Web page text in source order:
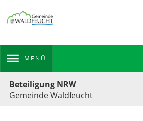
MENÜ
Beteiligung NRW
Gemeinde Waldfeucht